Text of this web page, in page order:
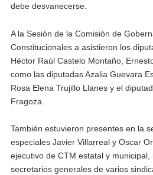
debe desvanecerse.
A la Sesión de la Comisión de
Constitucionales a asistieron los
Héctor Raúl Castelo Montaño,
como las diputadas Azalia Guevara
Rosa Elena Trujillo Llanes y el
Fragoza.
También estuvieron presentes en la
especiales Javier Villarreal y Oscar
ejecutivo de CTM estatal y
secretarios generales de varios